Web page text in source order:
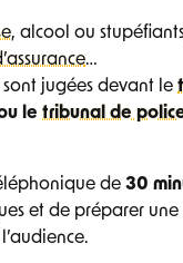
, alcool ou
…
sont jugées devant le
le tribunal de
de 30
et de préparer